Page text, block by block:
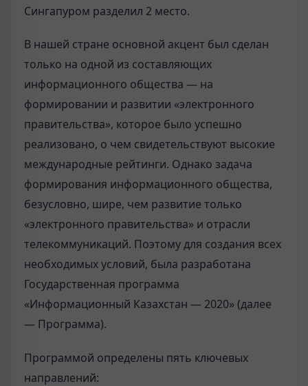
Сингапуром разделил 2 место.
В нашей стране основной акцент был сделан
только на одной из составляющих
информационного общества — на
формировании и развитии «электронного
правительства», которое было успешно
реализовано, о чем свидетельствуют высокие
международные рейтинги. Однако задача
формирования информационного общества,
безусловно, шире, чем развитие только
«электронного правительства» и отрасли
телекоммуникаций. Поэтому для создания всех
необходимых условий, была разработана
Государственная программа
«Информационный Казахстан — 2020» (далее
— Программа).
Программой определены пять ключевых
направлений: